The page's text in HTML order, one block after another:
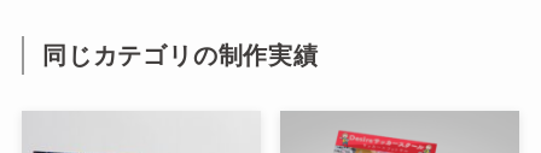
同じカテゴリの制作実績